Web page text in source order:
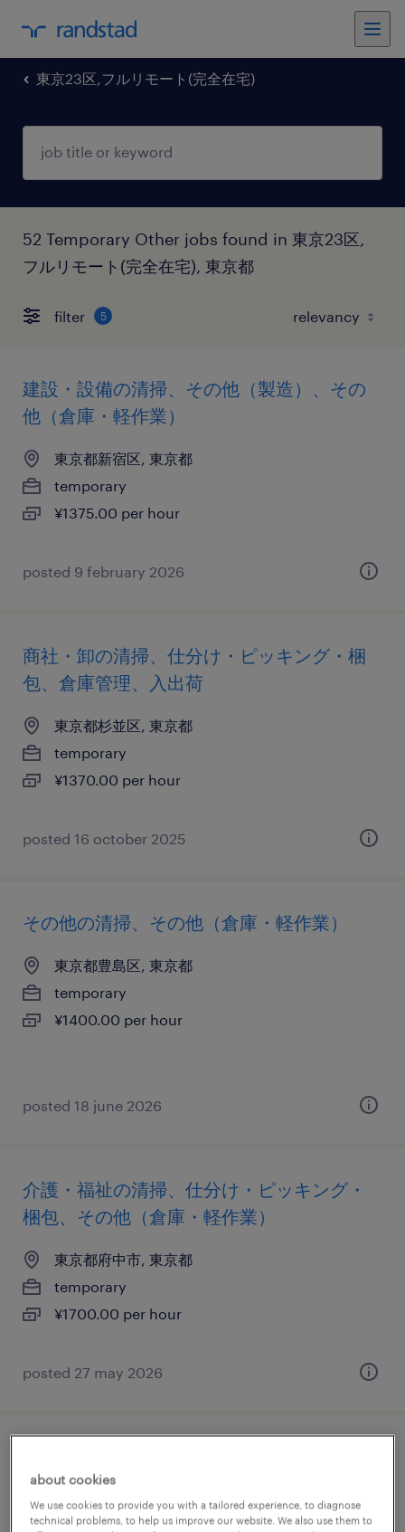
東京23区,フルリモート(完全在宅)
52 Temporary Other jobs found in 東京23区,
フルリモート(完全在宅), 東京都
filter 5
建設・設備の清掃、その他（製造）、その
他（倉庫・軽作業）
東京都新宿区, 東京都
temporary
¥1375.00 per hour
posted 9 february 2026
商社・卸の清掃、仕分け・ピッキング・梱
包、倉庫管理、入出荷
東京都杉並区, 東京都
temporary
¥1370.00 per hour
posted 16 october 2025
その他の清掃、その他（倉庫・軽作業）
東京都豊島区, 東京都
temporary
¥1400.00 per hour
posted 18 june 2026
介護・福祉の清掃、仕分け・ピッキング・
梱包、その他（倉庫・軽作業）
東京都府中市, 東京都
temporary
¥1700.00 per hour
posted 27 may 2026
業）、その他（その他）
東京都港区, 東京都
about cookies
We use cookies to provide you with a tailored experience, to diagnose
technical problems, to help us improve our website. We also use them to